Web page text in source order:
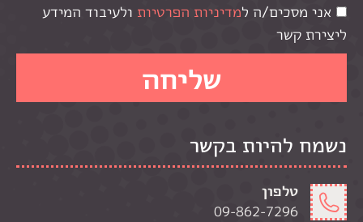
אני מסכים/ה למדיניות הפרטיות ולעיבוד המידע
ליצירת קשר
נשמח להיות בקשר
טלפון
09-862-7296